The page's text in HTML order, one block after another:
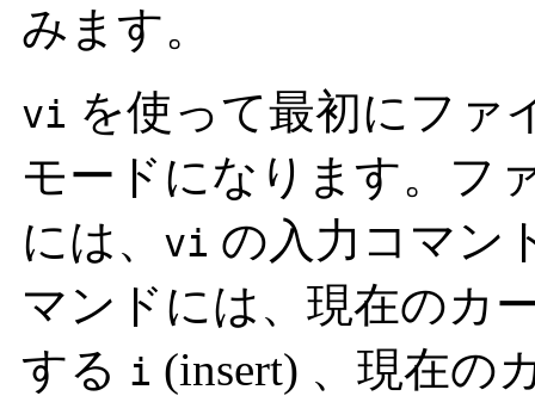
みます。
vi を使って最初にファ
モードになります。フ
には、
vi の入力コマン
マンドには、現在のカ
する i (insert) 、現在の